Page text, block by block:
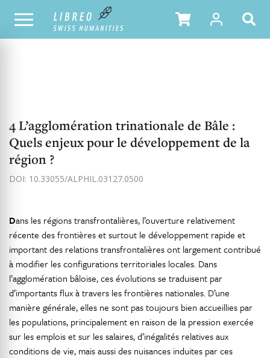
NOTRE CATALOGUE TABLE DES MATIÈRES
4 L’agglomération trinationale de Bâle :
Quels enjeux pour le développement de la
région ?
DOI: 10.33055/ALPHIL.03127.0500
Dans les régions transfrontalières, l’ouverture relativement
récente des frontières et surtout le développement rapide et
important des relations transfrontalières ont largement contribué
à modifier les configurations territoriales locales. Dans
l’agglomération bâloise, ces évolutions se traduisent par
d’importants flux à travers les frontières nationales. D’une
manière générale, elles ne sont pas toujours bien accueillies par
les populations, principalement en raison de la pression exercée
sur les emplois et sur les salaires, d’inégalités relatives aux
conditions de vie, mais aussi des nuisances induites par ces